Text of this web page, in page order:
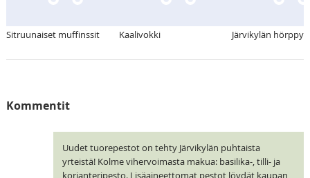
Sitruunaiset muffinssit Kaalivokki Järvikylän hörppy
Kommentit
Uudet tuorepestot on tehty Järvikylän puhtaista
yrteistä! Kolme vihervoimasta makua: basilika-, tilli- ja
korianteripesto. Lisäaineettomat pestot löydät kaupan